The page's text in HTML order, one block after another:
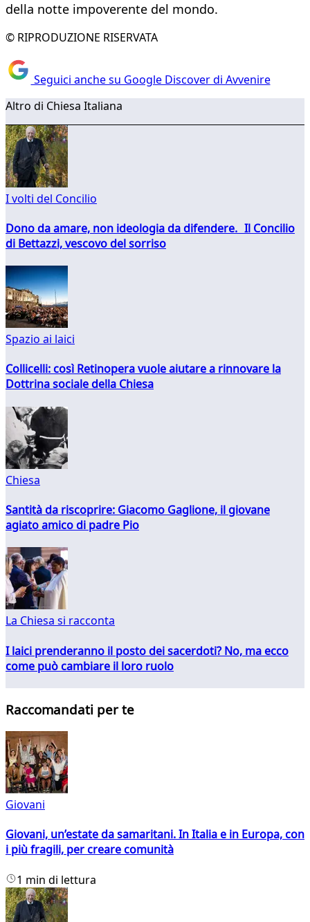
della notte impoverente del mondo.
© RIPRODUZIONE RISERVATA
Seguici anche su Google Discover di Avvenire
Altro di Chiesa Italiana
I volti del Concilio
Dono da amare, non ideologia da difendere. Il Concilio
di Bettazzi, vescovo del sorriso
Spazio ai laici
Collicelli: così Retinopera vuole aiutare a rinnovare la
Dottrina sociale della Chiesa
Chiesa
Santità da riscoprire: Giacomo Gaglione, il giovane
agiato amico di padre Pio
La Chiesa si racconta
I laici prenderanno il posto dei sacerdoti? No, ma ecco
come può cambiare il loro ruolo
Raccomandati per te
Giovani
Giovani, un’estate da samaritani. In Italia e in Europa, con
i più fragili, per creare comunità
1 min di lettura